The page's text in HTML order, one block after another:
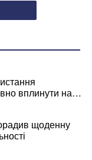
вплинути на
щоденну